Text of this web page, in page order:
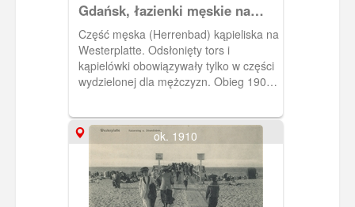
Gdańsk, łazienki męskie na
Westerplatte
Część męska (Herrenbad) kąpieliska na
Westerplatte. Odsłonięty tors i
kąpielówki obowiązywały tylko w części
wydzielonej dla mężczyzn. Obieg 1909
ok. 1910